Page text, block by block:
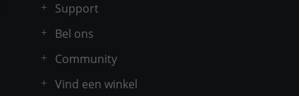
Support
Bel ons
Community
Vind een winkel